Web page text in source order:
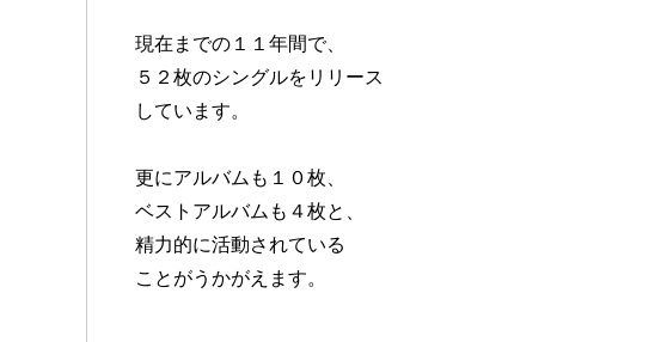
現在までの１１年間で、
５２枚のシングルをリリース
しています。
更にアルバムも１０枚、
ベストアルバムも４枚と、
精力的に活動されている
ことがうかがえます。